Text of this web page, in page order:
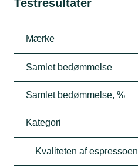
Testresultater
Mærke
Samlet bedømmelse
Samlet bedømmelse, %
Kategori
Kvaliteten af espressoen